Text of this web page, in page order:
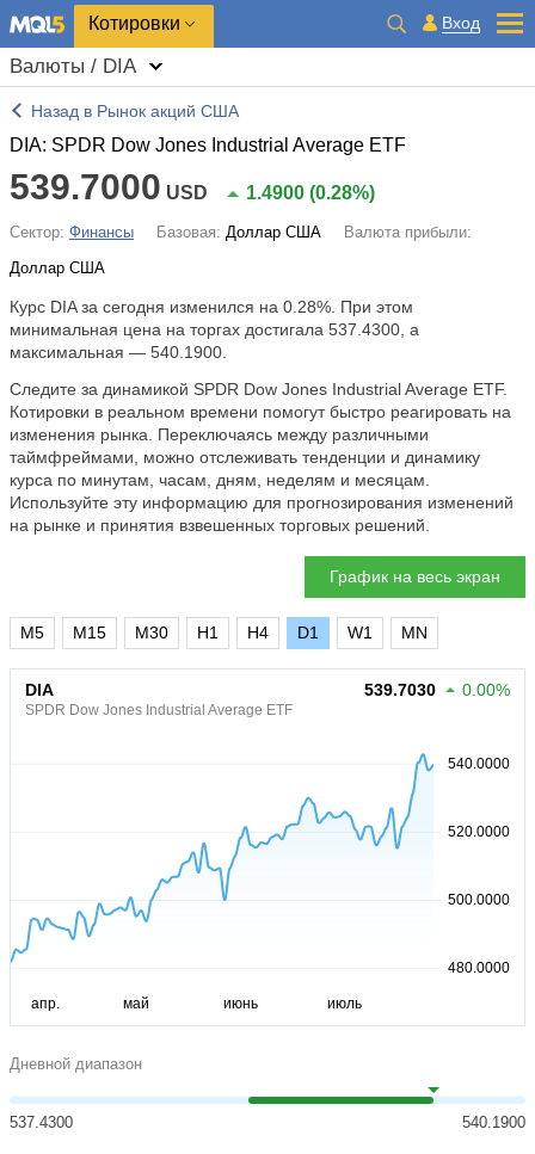
Котировки Вход
Валюты / DIA
Назад в Рынок акций США
DIA: SPDR Dow Jones Industrial Average ETF
539.7000 USD 1.4900 (0.28%)
Сектор: Финансы Базовая: Доллар США
Валюта прибыли:
Доллар США
Курс DIA за сегодня изменился на 0.28% . При этом
минимальная цена на торгах достигала 537.4300, а
максимальная — 540.1900.
Следите за динамикой SPDR Dow Jones Industrial Average ETF.
Котировки в реальном времени помогут быстро реагировать на
изменения рынка. Переключаясь между различными
таймфреймами, можно отслеживать тенденции и динамику
курса по минутам, часам, дням, неделям и месяцам.
Используйте эту информацию для прогнозирования изменений
на рынке и принятия взвешенных торговых решений.
График на весь экран
M5 M15 M30 H1 H4 D1 W1 MN
DIA
SPDR Dow Jones Industrial Average ETF
539.7030 0.00%
Дневной диапазон
537.4300 540.1900